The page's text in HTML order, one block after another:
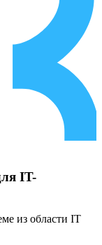
IT-
из области IT